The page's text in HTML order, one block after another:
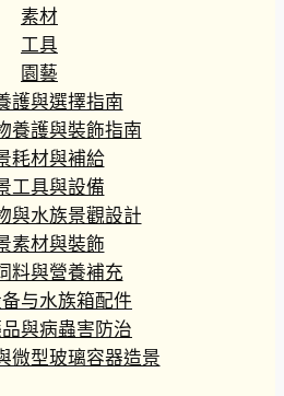
素材
工具
園藝
護與選擇指南
養護與裝飾指南
耗材與補給
工具與設備
與水族景觀設計
素材與裝飾
料與營養補充
与水族箱配件
與病蟲害防治
微型玻璃容器造景